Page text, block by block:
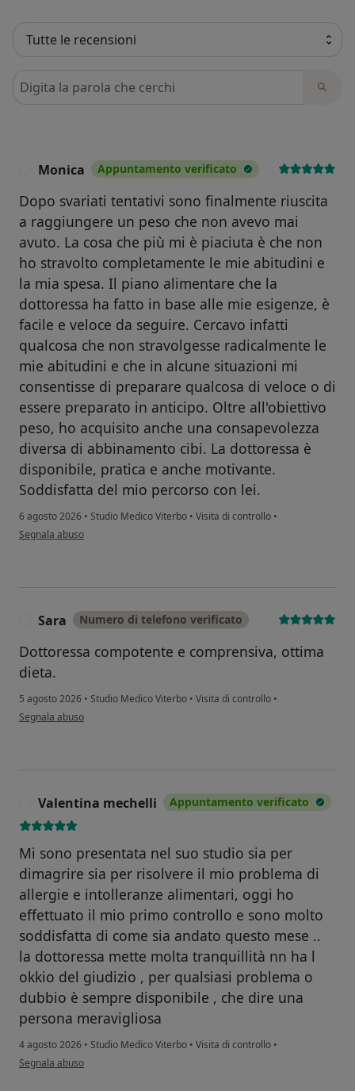
Cerca nelle recensioni
Monica Appuntamento verificato
Dopo svariati tentativi sono finalmente riuscita
a raggiungere un peso che non avevo mai
avuto. La cosa che più mi è piaciuta è che non
ho stravolto completamente le mie abitudini e
la mia spesa. Il piano alimentare che la
dottoressa ha fatto in base alle mie esigenze, è
facile e veloce da seguire. Cercavo infatti
qualcosa che non stravolgesse radicalmente le
mie abitudini e che in alcune situazioni mi
consentisse di preparare qualcosa di veloce o di
essere preparato in anticipo. Oltre all'obiettivo
peso, ho acquisito anche una consapevolezza
diversa di abbinamento cibi. La dottoressa è
disponibile, pratica e anche motivante.
Soddisfatta del mio percorso con lei.
6 agosto 2026 • Studio Medico Viterbo • Visita di controllo •
secondo l'opinione dell'utente Monica
Segnala abuso
Sara Numero di telefono verificato
Dottoressa compotente e comprensiva, ottima
dieta.
5 agosto 2026 • Studio Medico Viterbo • Visita di controllo •
secondo l'opinione dell'utente Sara
Segnala abuso
Valentina mechelli Appuntamento verificato
Mi sono presentata nel suo studio sia per
dimagrire sia per risolvere il mio problema di
allergie e intolleranze alimentari, oggi ho
effettuato il mio primo controllo e sono molto
soddisfatta di come sia andato questo mese ..
la dottoressa mette molta tranquillità nn ha l
okkio del giudizio , per qualsiasi problema o
dubbio è sempre disponibile , che dire una
persona meravigliosa
4 agosto 2026 • Studio Medico Viterbo • Visita di controllo •
secondo l'opinione dell'utente Valentina mechelli
Segnala abuso